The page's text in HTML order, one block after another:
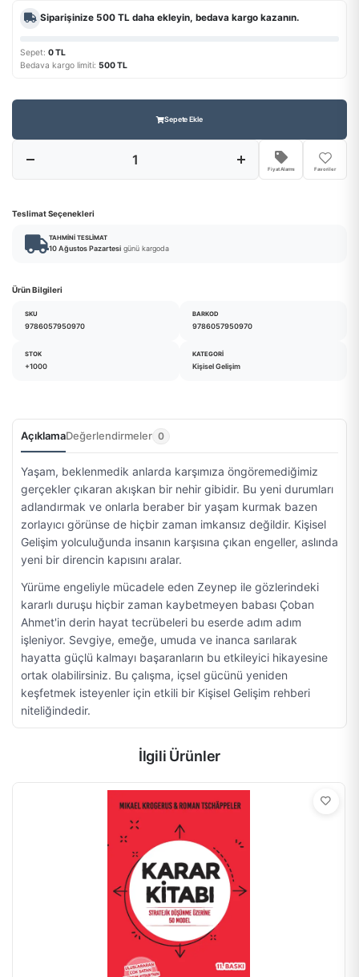
Siparişinize 500 TL daha ekleyin, bedava kargo kazanın.
Sepet: 0 TL
Bedava kargo limiti: 500 TL
Sepete Ekle
Fiyat Alarmı Favoriler
Teslimat Seçenekleri
TAHMINI TESLIMAT
10 Ağustos Pazartesi günü kargoda
Ürün Bilgileri
SKU
9786057950970
BARKOD
9786057950970
STOK
+1000
KATEGORI
Kişisel Gelişim
AçıklamaDeğerlendirmeler 0
Yaşam, beklenmedik anlarda karşımıza öngöremediğimiz
gerçekler çıkaran akışkan bir nehir gibidir. Bu yeni durumları
adlandırmak ve onlarla beraber bir yaşam kurmak bazen
zorlayıcı görünse de hiçbir zaman imkansız değildir. Kişisel
Gelişim yolculuğunda insanın karşısına çıkan engeller, aslında
yeni bir direncin kapısını aralar.
Yürüme engeliyle mücadele eden Zeynep ile gözlerindeki
kararlı duruşu hiçbir zaman kaybetmeyen babası Çoban
Ahmet'in derin hayat tecrübeleri bu eserde adım adım
işleniyor. Sevgiye, emeğe, umuda ve inanca sarılarak
hayatta güçlü kalmayı başaranların bu etkileyici hikayesine
ortak olabilirsiniz. Bu çalışma, içsel gücünü yeniden
keşfetmek isteyenler için etkili bir Kişisel Gelişim rehberi
niteliğindedir.
İlgili Ürünler